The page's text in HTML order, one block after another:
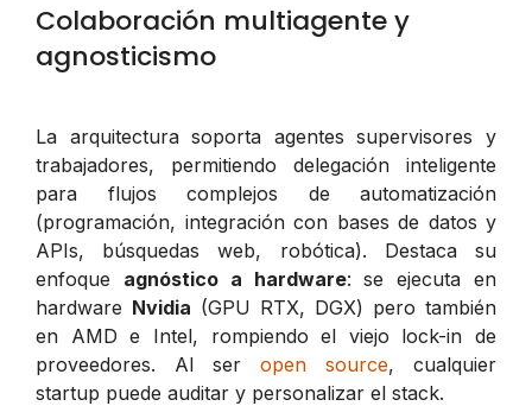
Colaboración multiagente y
agnosticismo
La arquitectura soporta agentes supervisores y
trabajadores, permitiendo delegación inteligente
para flujos complejos de automatización
(programación, integración con bases de datos y
APIs, búsquedas web, robótica). Destaca su
enfoque agnóstico a hardware: se ejecuta en
hardware Nvidia (GPU RTX, DGX) pero también
en AMD e Intel, rompiendo el viejo lock-in de
proveedores. Al ser open source, cualquier
startup puede auditar y personalizar el stack.